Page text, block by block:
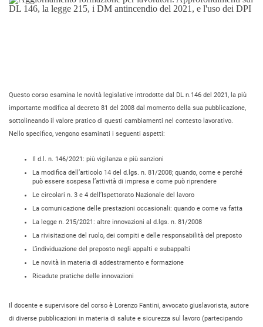
Questo corso esamina le novità legislative introdotte dal DL n.146 del 2021, la più
importante modifica al decreto 81 del 2008 dal momento della sua pubblicazione,
sottolineando il valore pratico di questi cambiamenti nel contesto lavorativo.
Nello specifico, vengono esaminati i seguenti aspetti:
Il d.l. n. 146/2021: più vigilanza e più sanzioni
La modifica dell’articolo 14 del d.lgs. n. 81/2008; quando, come e perché
può essere sospesa l’attività di impresa e come può riprendere
Le circolari n. 3 e 4 dell’Ispettorato Nazionale del lavoro
La comunicazione delle prestazioni occasionali: quando e come va fatta
La legge n. 215/2021: altre innovazioni al d.lgs. n. 81/2008
La rivisitazione del ruolo, dei compiti e delle responsabilità del preposto
L’individuazione del preposto negli appalti e subappalti
Le novità in materia di addestramento e formazione
Ricadute pratiche delle innovazioni
Il docente e supervisore del corso è Lorenzo Fantini, avvocato giuslavorista, autore
di diverse pubblicazioni in materia di salute e sicurezza sul lavoro (partecipando